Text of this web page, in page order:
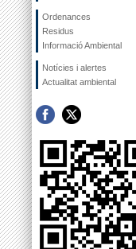
Ordenances
Residus
Informació Ambiental
Notícies i alertes
Actualitat ambiental